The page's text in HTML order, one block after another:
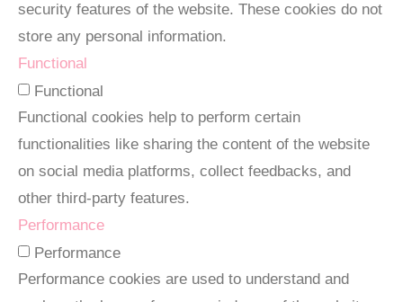
security features of the website. These cookies do not
store any personal information.
Functional
Functional
Functional cookies help to perform certain
functionalities like sharing the content of the website
on social media platforms, collect feedbacks, and
other third-party features.
Performance
Performance
Performance cookies are used to understand and